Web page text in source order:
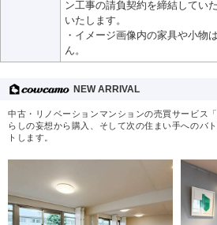
ン工事の請負契約を締結してい
いたします。
・イメージ画像内の家具や小物
ん。
NEW ARRIVAL
中古・リノベーションマンションの売買サービス
らしの妄想から購入、そして次の住まい手へのバ
トします。